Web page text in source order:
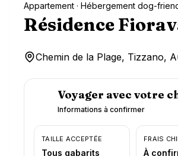
Appartement · Hébergement dog-
Résidence
Chemin de la Plage, Tizzano,
Voyager avec votre
Informations à confirmer
TAILLE ACCEPTÉE
Tous gabarits
FRAIS
À